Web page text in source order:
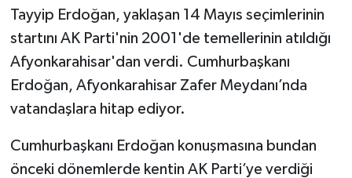
Tayyip Erdoğan, yaklaşan 14 Mayıs seçimlerinin
startını AK Parti'nin 2001'de temellerinin atıldığı
Afyonkarahisar'dan verdi. Cumhurbaşkanı
Erdoğan, Afyonkarahisar Zafer Meydanı’nda
vatandaşlara hitap ediyor.
Cumhurbaşkanı Erdoğan konuşmasına bundan
önceki dönemlerde kentin AK Parti’ye verdiği